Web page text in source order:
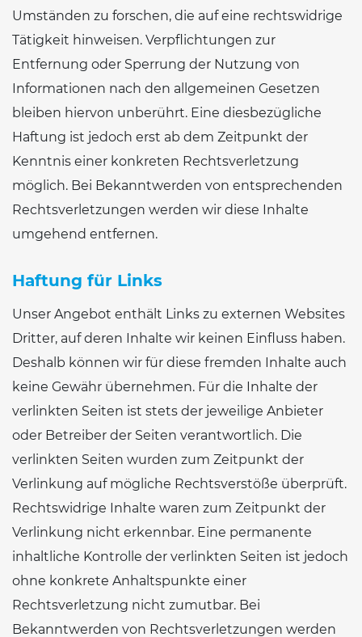
Umständen zu forschen, die auf eine rechtswidrige
Tätigkeit hinweisen. Verpflichtungen zur
Entfernung oder Sperrung der Nutzung von
Informationen nach den allgemeinen Gesetzen
bleiben hiervon unberührt. Eine diesbezügliche
Haftung ist jedoch erst ab dem Zeitpunkt der
Kenntnis einer konkreten Rechtsverletzung
möglich. Bei Bekanntwerden von entsprechenden
Rechtsverletzungen werden wir diese Inhalte
umgehend entfernen.
Haftung für Links
Unser Angebot enthält Links zu externen Websites
Dritter, auf deren Inhalte wir keinen Einfluss haben.
Deshalb können wir für diese fremden Inhalte auch
keine Gewähr übernehmen. Für die Inhalte der
verlinkten Seiten ist stets der jeweilige Anbieter
oder Betreiber der Seiten verantwortlich. Die
verlinkten Seiten wurden zum Zeitpunkt der
Verlinkung auf mögliche Rechtsverstöße überprüft.
Rechtswidrige Inhalte waren zum Zeitpunkt der
Verlinkung nicht erkennbar. Eine permanente
inhaltliche Kontrolle der verlinkten Seiten ist jedoch
ohne konkrete Anhaltspunkte einer
Rechtsverletzung nicht zumutbar. Bei
Bekanntwerden von Rechtsverletzungen werden